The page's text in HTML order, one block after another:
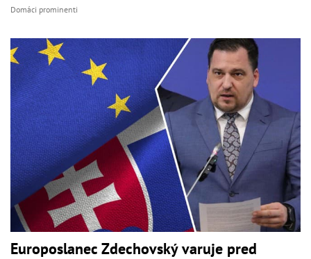
Domáci prominenti
Europoslanec Zdechovský varuje pred